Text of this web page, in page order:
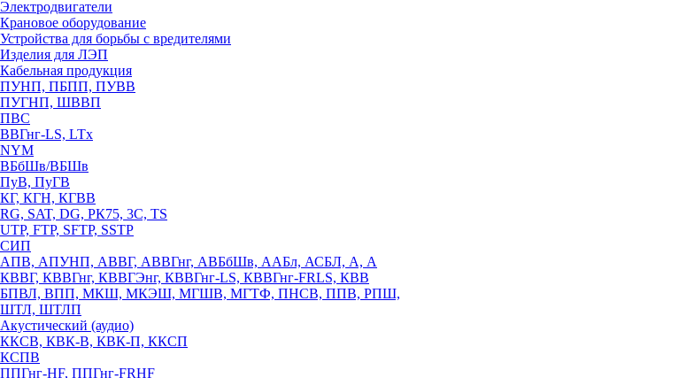
Электродвигатели
Крановое оборудование
Устройства для борьбы с вредителями
Изделия для ЛЭП
Кабельная продукция
ПУНП, ПБПП, ПУВВ
ПУГНП, ШВВП
ПВС
ВВГнг-LS, LTx
NYM
ВБбШв/ВБШв
ПуВ, ПуГВ
КГ, КГН, КГВВ
RG, SAT, DG, РК75, 3С, TS
UTP, FTP, SFTP, SSTP
СИП
АПВ, АПУНП, АВВГ, АВВГнг, АВБбШв, ААБл, АСБЛ, А, А
КВВГ, КВВГнг, КВВГЭнг, КВВГнг-LS, КВВГнг-FRLS, КВВ
БПВЛ, ВПП, МКШ, МКЭШ, МГШВ, МГТФ, ПНСВ, ППВ, РПШ,
ШТЛ, ШТЛП
Акустический (аудио)
ККСВ, КВК-В, КВК-П, ККСП
КСПВ
ППГнг-HF, ППГнг-FRHF